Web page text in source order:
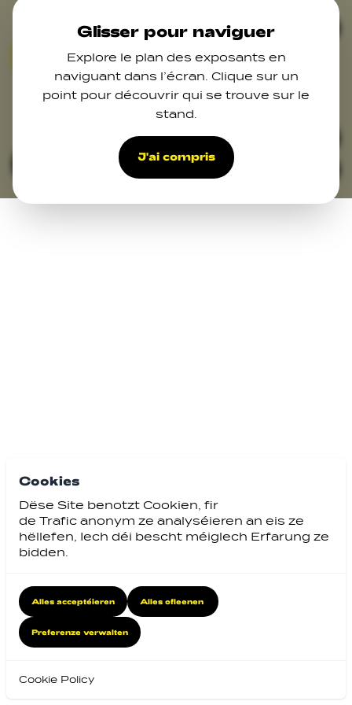
Skip to main content
Cookies
Dëse Site benotzt Cookien, fir
de Trafic anonym ze analyséieren an eis ze
hëllefen, Iech déi bescht méiglech Erfarung ze
bidden.
Alles acceptéieren Alles ofleenen
Preferenze verwalten
Cookie Policy
Glisser pour naviguer
Explore le plan des exposants en
naviguant dans l’écran. Clique sur un
point pour découvrir qui se trouve sur le
stand.
J'ai compris
07
09
03
11
07
48
02
36
01
34